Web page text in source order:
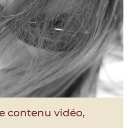
contenu vidéo,